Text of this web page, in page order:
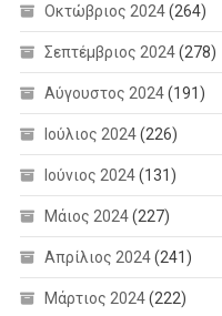
Οκτώβριος 2024(264)
Σεπτέμβριος 2024(278)
Αύγουστος 2024(191)
Ιούλιος 2024(226)
Ιούνιος 2024(131)
Μάιος 2024(227)
Απρίλιος 2024(241)
Μάρτιος 2024(222)